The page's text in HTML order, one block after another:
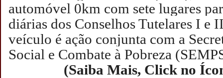
automóvel 0km com sete lugares
diárias dos Conselhos Tutelares I e
veículo é ação conjunta com a
Social e Combate à Pobreza
(Saiba Mais, Click no